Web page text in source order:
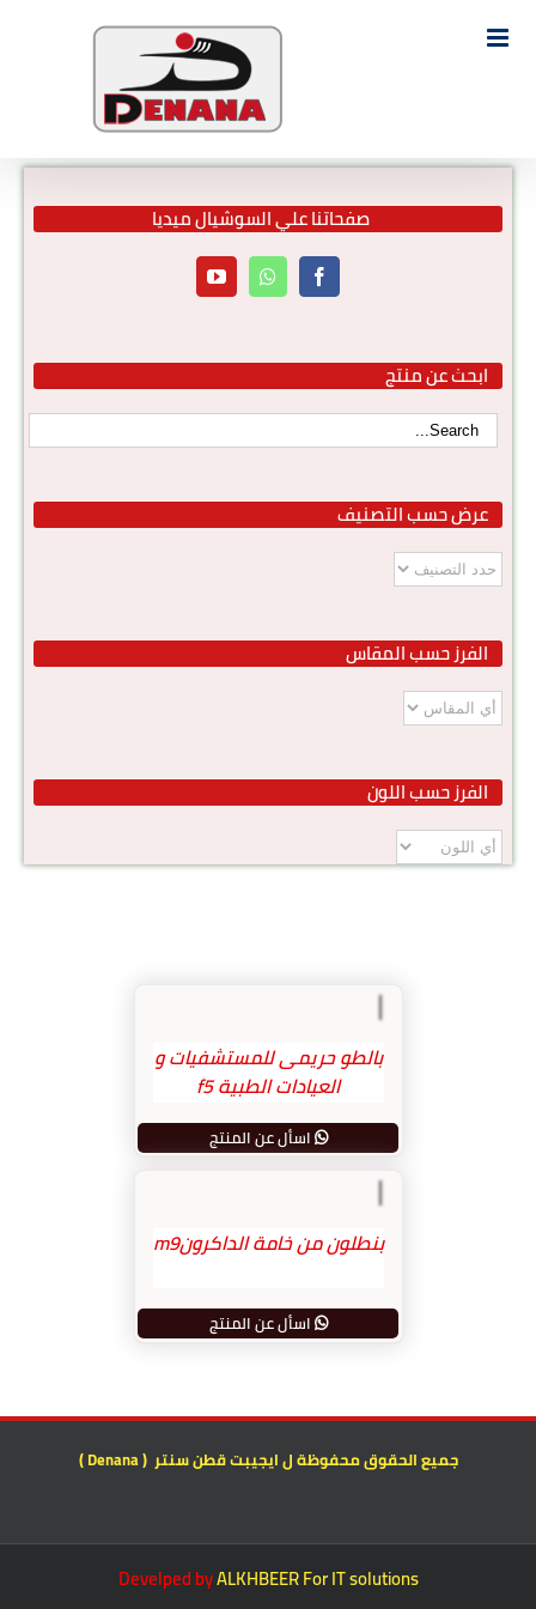
content
Search
بالطو حريمى للمستشفيات و
العيادات الطبية f5
اسأل عن المنتج
بنطلون من خامة الداكرونm9
اسأل عن المنتج
صفحاتنا علي السوشيال ميديا
ابحث عن منتج
عرض حسب التصنيف
الفرز حسب المقاس
الفرز حسب اللون
جميع الحقوق محفوظة ل ايجيبت قطن سنتر ( Denana )
Develped byALKHBEER For IT solutions